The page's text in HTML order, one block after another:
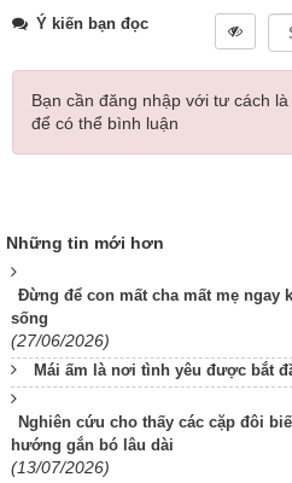
Ý kiến bạn đọc
Bạn cần đăng nhập với tư cách là
để có thể bình luận
Những tin mới hơn
Đừng để con mất cha mất mẹ ngay
sống
(27/06/2026)
Mái ấm là nơi tình yêu được bắt
Nghiên cứu cho thấy các cặp đôi
hướng gắn bó lâu dài
(13/07/2026)